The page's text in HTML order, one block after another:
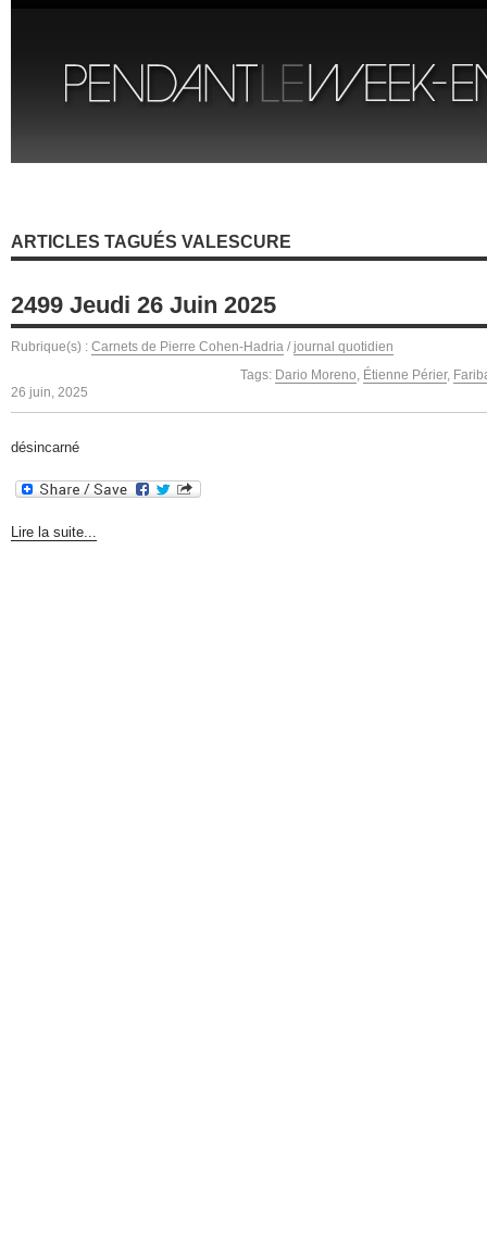
ARTICLES TAGUÉS VALESCURE
2499 Jeudi 26 Juin 2025
Rubrique(s) : Carnets de Pierre Cohen-Hadria / journal quotidien
Tags: Dario Moreno, Étienne Périer,
26 juin, 2025
désincarné
Lire la suite...